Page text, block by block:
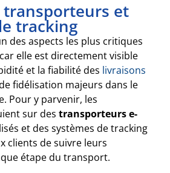
transporteurs et
tracking
des aspects les plus critiques
elle est directement visible
et la fiabilité des livraisons
fidélisation majeurs dans le
Pour y parvenir, les
sur des transporteurs e-
et des systèmes de tracking
clients de suivre leurs
étape du transport.